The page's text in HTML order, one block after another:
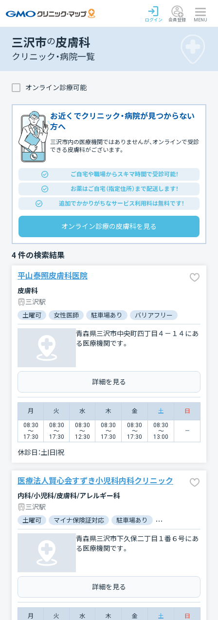
ログイン 会員登録 MENU
三沢市の皮膚科
クリニック・病院一覧
オンライン診療可能
お近くでクリニック・病院が見つからない
方へ
三沢市内の医療機関ではありませんが、オンラインで受診
できる皮膚科がございます。
ご自宅や職場からスキマ時間で受診可能！
お薬はご自宅（指定住所）まで配送します！
追加でかかりがちなサービス利用料は無料です！
オンライン診療の皮膚科を見る
4 件の検索結果
平山泰照皮膚科医院
皮膚科
三沢駅
土曜可 女性医師 駐車場あり バリアフリー
青森県三沢市中央町四丁目４－１４にあ
る医療機関です。
詳細を見る
月 火 水 木 金 土 日
08:30
〜
17:30
08:30
〜
17:30
08:30
〜
12:30
08:30
〜
17:30
08:30
〜
17:30
08:30
〜
13:00
休診日：土|日|祝
医療法人賢心会すずき小児科内科クリニック
内科/小児科/皮膚科/アレルギー科
三沢駅
土曜可 マイナ保険証対応 駐車場あり バリアフリー
青森県三沢市下久保二丁目１番６号にあ
る医療機関です。
詳細を見る
月 火 水 木 金 土 日